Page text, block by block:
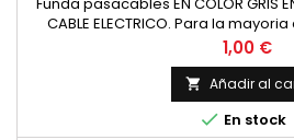
Funda pasacables EN COLOR GRIS
CABLE ELECTRICO. Para la
Precio por metro Especificar la
cesta de la
Precio
1,00 €
 Añadir al
 En stock